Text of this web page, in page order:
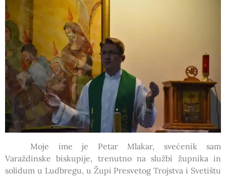
Moje ime je Petar Mlakar, svećenik sam
Varaždinske biskupije, trenutno na službi župnika in
solidum u Ludbregu, u Župi Presvetog Trojstva i Svetištu